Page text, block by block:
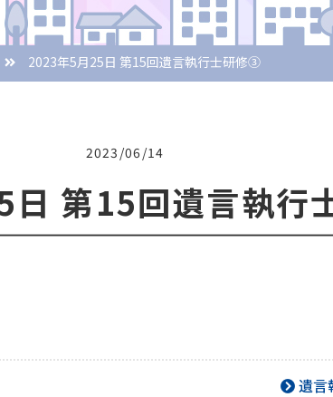
2023年5月25日 第15回遺言執行士研修③
2023/06/14
日 第15回遺言執行
遺言